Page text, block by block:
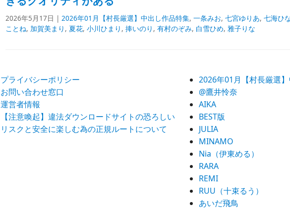
2026年5月17日 | 2026年01月【村長厳選】中出し作品特集, 一条みお, 七宮ゆりあ, 七海ひ
ことね, 加賀美まり , 夏花, 小川ひまり , 捧いのり , 有村のぞみ, 白雪ひめ, 雅子りな
プライバシーポリシー
お問い合わせ窓口
運営者情報
【注意喚起】違法ダウンロードサイトの恐ろしい
リスクと安全に楽しむ為の正規ルートについて
2026年01月【村長厳選
@鷹井怜奈
AIKA
BEST版
JULIA
MINAMO
Nia（伊東める）
RARA
REMI
RUU（十束るう）
あいだ飛鳥